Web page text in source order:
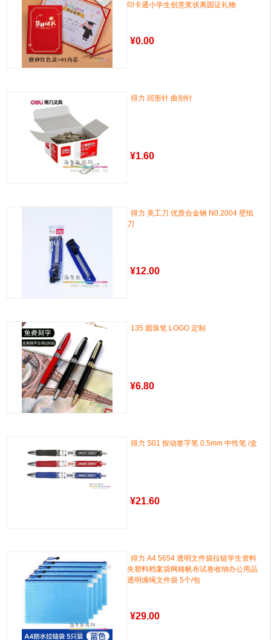
印卡通小学生创意奖状离园证礼物
¥0.00
得力 回形针 曲别针
¥1.60
得力 美工刀 优质合金钢 N0.2004 壁纸
刀
¥12.00
135 圆珠笔 LOGO 定制
¥6.80
得力 S01 按动签字笔 0.5mm 中性笔 /盒
¥21.60
得力 A4 5654 透明文件袋拉链学生资料
夹塑料档案袋网格帆布试卷收纳办公用品
透明缠绳文件袋 5个/包
¥29.00